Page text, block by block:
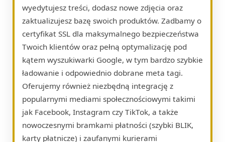
wyedytujesz treści, dodasz nowe zdjęcia oraz
zaktualizujesz bazę swoich produktów. Zadbamy o
certyfikat SSL dla maksymalnego bezpieczeństwa
Twoich klientów oraz pełną optymalizację pod
kątem wyszukiwarki Google, w tym bardzo szybkie
ładowanie i odpowiednio dobrane meta tagi.
Oferujemy również niezbędną integrację z
popularnymi mediami społecznościowymi takimi
jak Facebook, Instagram czy TikTok, a także
nowoczesnymi bramkami płatności (szybki BLIK,
karty płatnicze) i zaufanymi kurierami